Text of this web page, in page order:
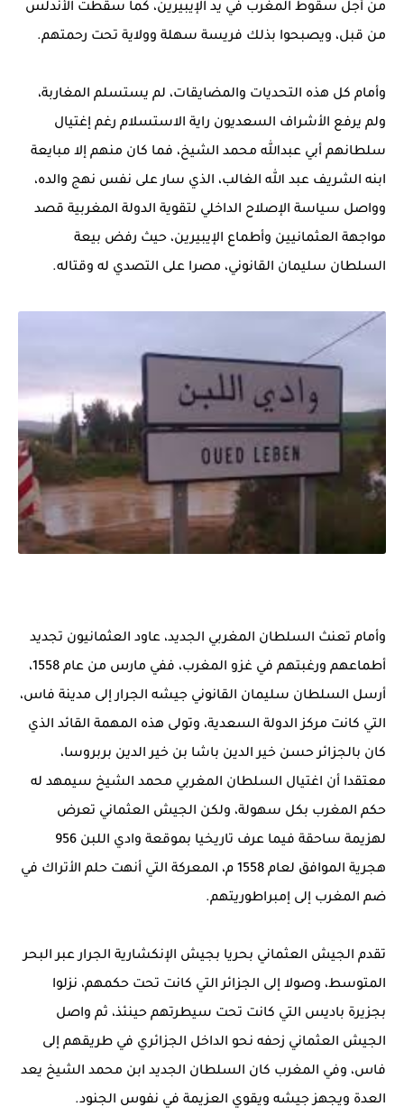
من أجل سقوط المغرب في يد الإيبيرين، كما سقطت الأندلس
من قبل، ويصبحوا بذلك فريسة سهلة وولاية تحت رحمتهم.
وأمام كل هذه التحديات والمضايقات، لم يستسلم المغاربة،
ولم يرفع الأشراف السعديون راية الاستسلام رغم إغتيال
سلطانهم أبي عبدالله محمد الشيخ، فما كان منهم إلا مبايعة
ابنه الشريف عبد الله الغالب، الذي سار على نفس نهج والده،
وواصل سياسة الإصلاح الداخلي لتقوية الدولة المغربية قصد
مواجهة العثمانيين وأطماع الإيبيرين، حيث رفض بيعة
السلطان سليمان القانوني، مصرا على التصدي له وقتاله.
وأمام تعنث السلطان المغربي الجديد، عاود العثمانيون تجديد
أطماعهم ورغبتهم في غزو المغرب، ففي مارس من عام 1558،
أرسل السلطان سليمان القانوني جيشه الجرار إلى مدينة فاس،
التي كانت مركز الدولة السعدية، وتولى هذه المهمة القائد الذي
كان بالجزائر حسن خير الدين باشا بن خير الدين بربروسا،
معتقدا أن اغتيال السلطان المغربي محمد الشيخ سيمهد له
حكم المغرب بكل سهولة، ولكن الجيش العثماني تعرض
لهزيمة ساحقة فيما عرف تاريخيا بموقعة وادي اللبن 956
هجرية الموافق لعام 1558 م، المعركة التي أنهت حلم الأتراك في
ضم المغرب إلى إمبراطوريتهم.
تقدم الجيش العثماني بحريا بجيش الإنكشارية الجرار عبر البحر
المتوسط، وصولا إلى الجزائر التي كانت تحت حكمهم، نزلوا
بجزيرة باديس التي كانت تحت سيطرتهم حينئذ، ثم واصل
الجيش العثماني زحفه نحو الداخل الجزائري في طريقهم إلى
فاس، وفي المغرب كان السلطان الجديد ابن محمد الشيخ يعد
العدة ويجهز جيشه ويقوي العزيمة في نفوس الجنود.